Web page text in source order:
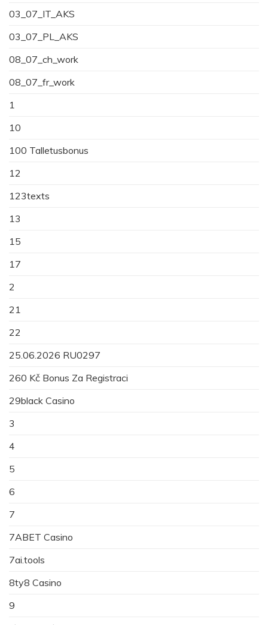
03_07_IT_AKS
03_07_PL_AKS
08_07_ch_work
08_07_fr_work
1
10
100 Talletusbonus
12
123texts
13
15
17
2
21
22
25.06.2026 RU0297
260 Kč Bonus Za Registraci
29black Casino
3
4
5
6
7
7ABET Casino
7ai.tools
8ty8 Casino
9